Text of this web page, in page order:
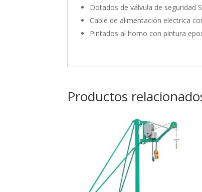
Dotados de válvula de seguridad
Cable de alimentación eléctrica
Pintados al horno con pintura
Productos